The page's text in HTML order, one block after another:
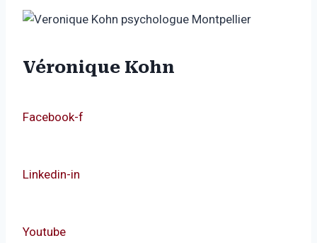
Véronique Kohn
Facebook-f
Linkedin-in
Youtube